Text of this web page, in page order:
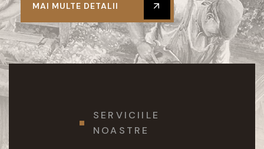
MAI MULTE DETALII
SERVICIILE
NOASTRE